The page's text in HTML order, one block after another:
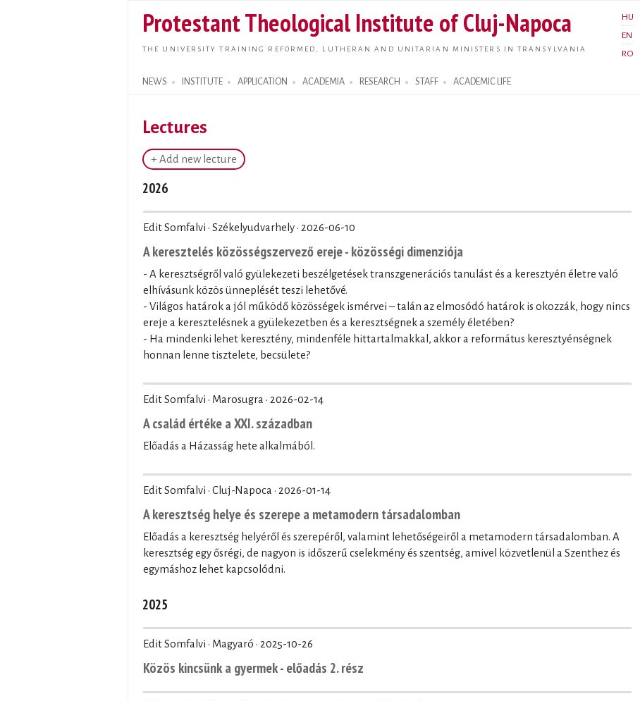
main
content
Protestant Theological Institute of Cluj-Napoca
THE UNIVERSITY TRAINING REFORMED, LUTHERAN AND UNITARIAN MINISTERS IN TRANSYLVANIA
HU
EN
RO
NEWS INSTITUTE APPLICATION ACADEMIA RESEARCH STAFF ACADEMIC LIFE
Search form
Lectures
+ Add new lecture
2026
Edit Somfalvi · Székelyudvarhely · 2026-06-10
A keresztelés közösségszervező ereje - közösségi dimenziója
- A keresztségről való gyülekezeti beszélgetések transzgenerációs tanulást és a keresztyén életre való
elhívásunk közös ünneplését teszi lehetővé.
- Világos határok a jól működő közösségek ismérvei – talán az elmosódó határok is okozzák, hogy nincs
ereje a keresztelésnek a gyülekezetben és a keresztségnek a személy életében?
- Ha mindenki lehet keresztény, mindenféle hittartalmakkal, akkor a református keresztyénségnek
honnan lenne tisztelete, becsülete?
Edit Somfalvi · Marosugra · 2026-02-14
A család értéke a XXI. században
Előadás a Házasság hete alkalmából.
Edit Somfalvi · Cluj-Napoca · 2026-01-14
A keresztség helye és szerepe a metamodern társadalomban
Előadás a keresztség helyéről és szerepéről, valamint lehetőségeiről a metamodern társadalomban. A
keresztség egy ősrégi, de nagyon is időszerű cselekmény és szentség, amivel közvetlenül a Szenthez és
egymáshoz lehet kapcsolódni.
2025
Edit Somfalvi · Magyaró · 2025-10-26
Közös kincsünk a gyermek - előadás 2. rész